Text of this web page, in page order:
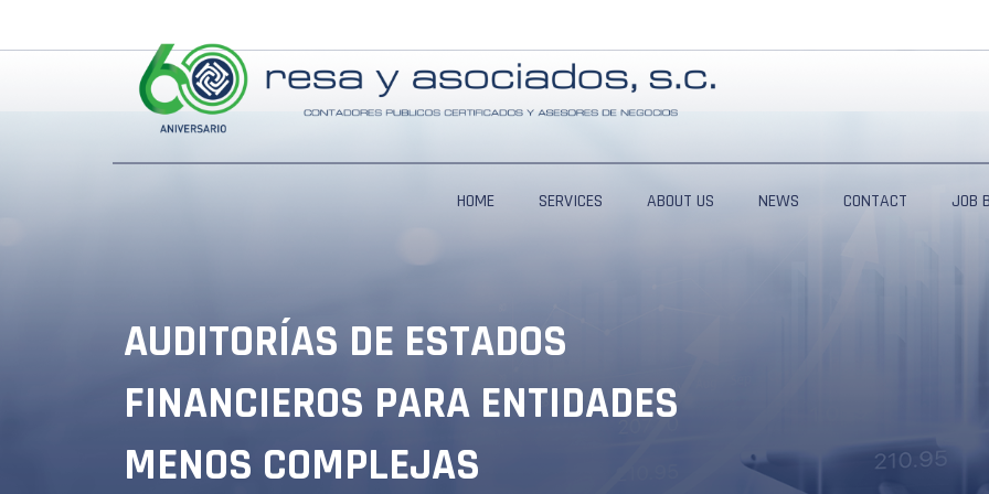
al
HOME SERVICES ABOUT US NEWS CONTACT JOB
AUDITORÍAS DE ESTADOS
FINANCIEROS PARA ENTIDADES
MENOS COMPLEJAS